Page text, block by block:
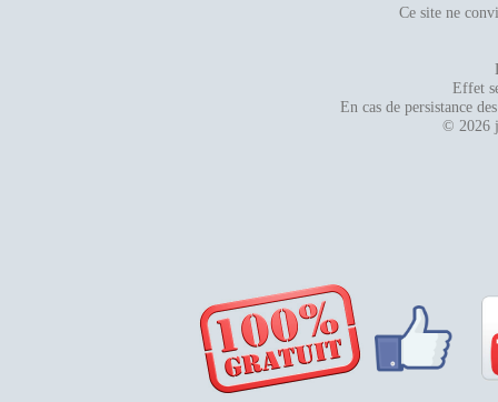
Ce site ne
Effet
En cas de persistance
© 2026